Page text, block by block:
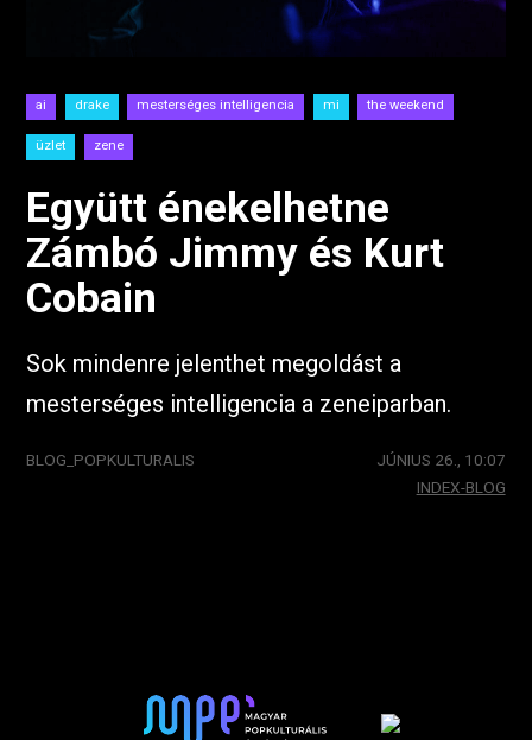
ai drake mesterséges intelligencia mi the weekend
üzlet zene
Együtt énekelhetne
Zámbó Jimmy és Kurt
Cobain
Sok mindenre jelenthet megoldást a
mesterséges intelligencia a zeneiparban.
BLOG_POPKULTURALIS
JÚNIUS 26., 10:07
INDEX-BLOG